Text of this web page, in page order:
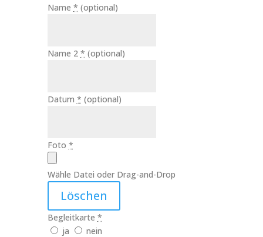
Name * (optional)
Name 2 * (optional)
Datum * (optional)
Foto *
Wähle Datei oder Drag-and-Drop
Löschen
Begleitkarte *
ja
nein